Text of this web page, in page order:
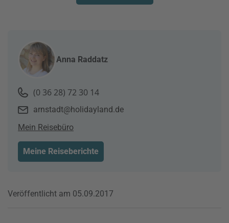
Anna Raddatz
(0 36 28) 72 30 14
arnstadt@holidayland.de
Mein Reisebüro
Meine Reiseberichte
Veröffentlicht am 05.09.2017